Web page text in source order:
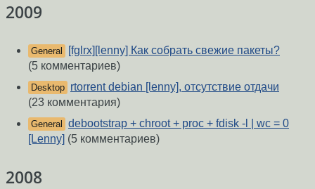
2009
General
[fglrx][lenny] Как собрать свежие пакеты?
(5 комментариев)
Desktop rtorrent debian [lenny], отсутствие отдачи
(23 комментария)
General debootstrap + chroot + proc + fdisk -l | wc = 0
[Lenny] (5 комментариев)
2008